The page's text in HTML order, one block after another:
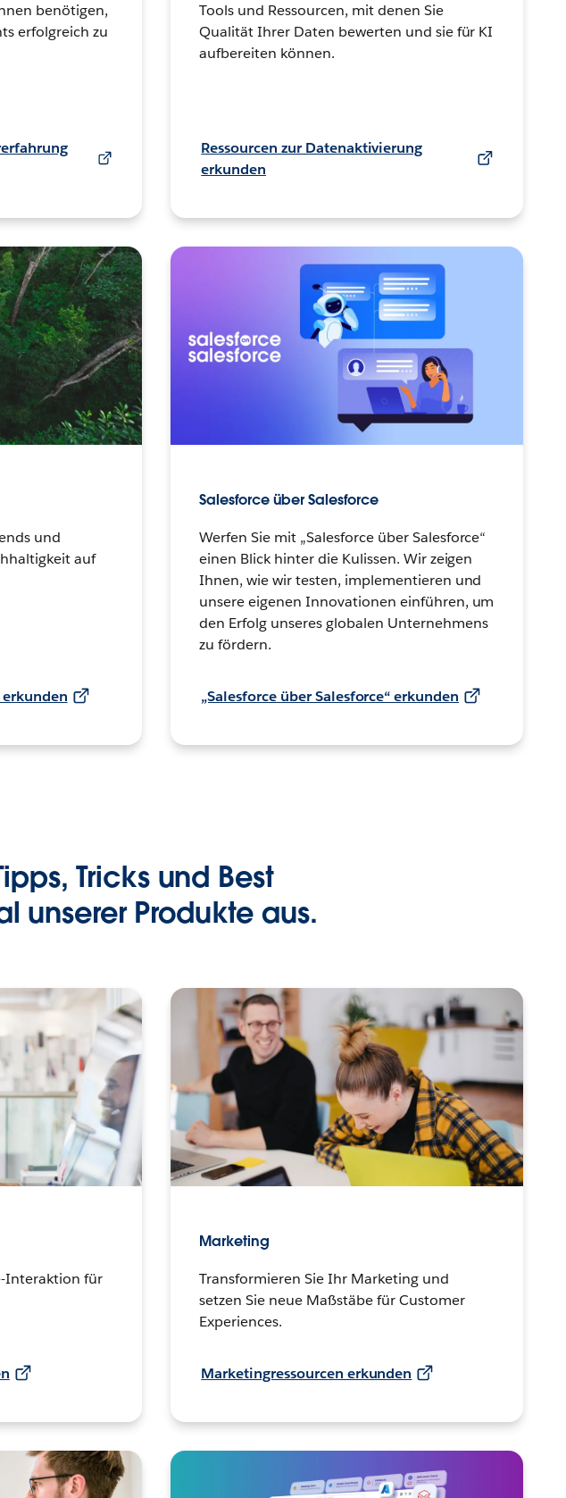
benötigen,
erfolgreich zu
Tools und Ressourcen, mit denen Sie
Qualität Ihrer Daten bewerten und sie für KI
aufbereiten können.
Ressourcen zur Datenaktivierung
erkunden
und
auf
Salesforce über Salesforce
Werfen Sie mit „Salesforce über Salesforce“
einen Blick hinter die Kulissen. Wir zeigen
Ihnen, wie wir testen, implementieren und
unsere eigenen Innovationen einführen, um
den Erfolg unseres globalen Unternehmens
zu fördern.
„Salesforce über Salesforce“ erkunden
Tricks und Best
unserer Produkte aus.
Interaktion für
Marketing
Transformieren Sie Ihr Marketing und
setzen Sie neue Maßstäbe für Customer
Experiences.
Marketingressourcen erkunden